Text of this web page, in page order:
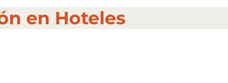
en Hoteles